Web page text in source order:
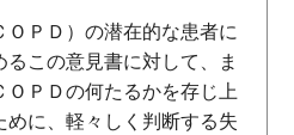
ＰＤ）の潜在的な患者に
この意見書に対して、ま
ＰＤの何たるかを存じ上
めに、軽々しく判断する失